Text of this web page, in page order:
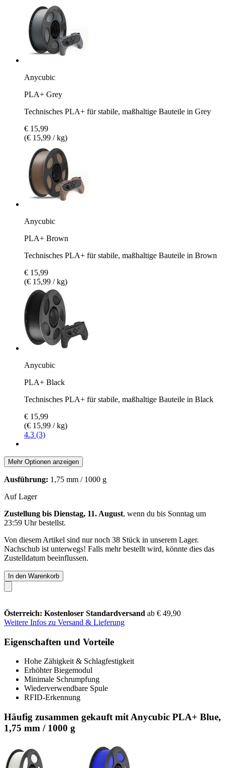
Anycubic
PLA+ Grey
Technisches PLA+ für stabile, maßhaltige Bauteile in Grey
€ 15,99
(€ 15,99 / kg)
Anycubic
PLA+ Brown
Technisches PLA+ für stabile, maßhaltige Bauteile in Brown
€ 15,99
(€ 15,99 / kg)
Anycubic
PLA+ Black
Technisches PLA+ für stabile, maßhaltige Bauteile in Black
€ 15,99
(€ 15,99 / kg)
4.3 (3)
Mehr Optionen anzeigen
Ausführung: 1,75 mm / 1000 g
Auf Lager
Zustellung bis Dienstag, 11. August, wenn du bis Sonntag um
23:59 Uhrbestellst.
Von diesem Artikel sind nur noch 38 Stück in unserem Lager.
Nachschub ist unterwegs! Falls mehr bestellt wird, könnte dies das
Zustelldatum beeinflussen.
In den Warenkorb
Österreich: Kostenloser Standardversand ab € 49,90
Weitere Infos zu Versand & Lieferung
Eigenschaften und Vorteile
Hohe Zähigkeit & Schlagfestigkeit
Erhöhter Biegemodul
Minimale Schrumpfung
Wiederverwendbare Spule
RFID-Erkennung
Häufig zusammen gekauft mit Anycubic PLA+ Blue,
1,75 mm / 1000 g